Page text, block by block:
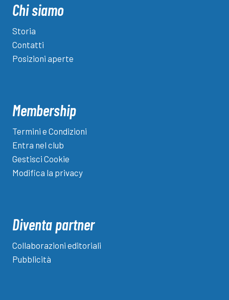
articoli
Chi siamo
Storia
Contatti
Posizioni aperte
Membership
Termini e Condizioni
Entra nel club
Gestisci Cookie
Modifica la privacy
Diventa partner
Collaborazioni editoriali
Pubblicità